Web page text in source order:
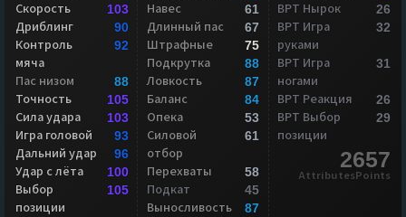
Скорость 103
Дриблинг 90
Контроль
мяча
92
Пас низом 88
Точность 105
Сила удара 103
Игра головой 93
Дальний удар 96
Удар с лёта 100
Выбор
позиции
105
Навес 61
Длинный пас 67
Штрафные 75
Подкрутка 88
Ловкость 87
Баланс 84
Опека 53
Силовой
отбор
61
Перехваты 58
Подкат 45
Выносливость 87
ВРТ Нырок 26
ВРТ Игра
руками
32
ВРТ Игра
ногами
31
ВРТ Реакция 26
ВРТ Выбор
позиции
29
2657
AttributesPoints